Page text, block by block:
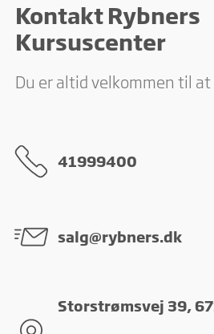
interaktion med hjemmesiden, ved at
oplysninger anonymt.
Marketing cookies bruges til at spore
websites. Hensigten er at vise
Kontakt Rybners
Kursuscenter
Du er altid velkommen til
41999400
salg@rybners.dk
Storstrømsvej 39,